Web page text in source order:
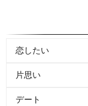
恋したい
片思い
デート